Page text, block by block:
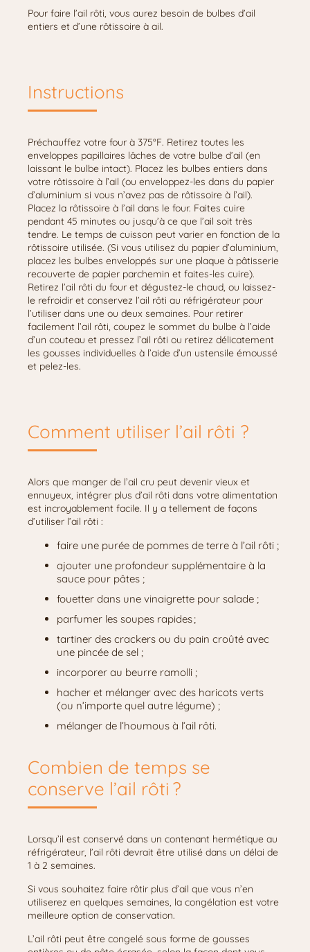
Pour faire l’ail rôti, vous aurez besoin de bulbes d’ail
entiers et d’une rôtissoire à ail.
Instructions
Préchauffez votre four à 375°F. Retirez toutes les
enveloppes papillaires lâches de votre bulbe d’ail (en
laissant le bulbe intact). Placez les bulbes entiers dans
votre rôtissoire à l’ail (ou enveloppez-les dans du papier
d’aluminium si vous n’avez pas de rôtissoire à l’ail).
Placez la rôtissoire à l’ail dans le four. Faites cuire
pendant 45 minutes ou jusqu’à ce que l’ail soit très
tendre. Le temps de cuisson peut varier en fonction de la
rôtissoire utilisée. (Si vous utilisez du papier d’aluminium,
placez les bulbes enveloppés sur une plaque à pâtisserie
recouverte de papier parchemin et faites-les cuire).
Retirez l’ail rôti du four et dégustez-le chaud, ou laissez-
le refroidir et conservez l’ail rôti au réfrigérateur pour
l’utiliser dans une ou deux semaines. Pour retirer
facilement l’ail rôti, coupez le sommet du bulbe à l’aide
d’un couteau et pressez l’ail rôti ou retirez délicatement
les gousses individuelles à l’aide d’un ustensile émoussé
et pelez-les.
Comment utiliser l’ail rôti ?
Alors que manger de l’ail cru peut devenir vieux et
ennuyeux, intégrer plus d’ail rôti dans votre alimentation
est incroyablement facile. Il y a tellement de façons
d’utiliser l’ail rôti :
faire une purée de pommes de terre à l’ail rôti ;
ajouter une profondeur supplémentaire à la
sauce pour pâtes ;
fouetter dans une vinaigrette pour salade ;
parfumer les soupes rapides ;
tartiner des crackers ou du pain croûté avec
une pincée de sel ;
incorporer au beurre ramolli ;
hacher et mélanger avec des haricots verts
(ou n’importe quel autre légume) ;
mélanger de l’houmous à l’ail rôti.
Combien de temps se
conserve l’ail rôti ?
Lorsqu’il est conservé dans un contenant hermétique au
réfrigérateur, l’ail rôti devrait être utilisé dans un délai de
1 à 2 semaines.
Si vous souhaitez faire rôtir plus d’ail que vous n’en
utiliserez en quelques semaines, la congélation est votre
meilleure option de conservation.
L’ail rôti peut être congelé sous forme de gousses